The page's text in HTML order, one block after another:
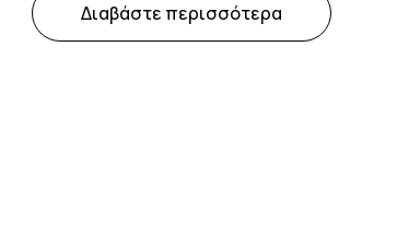
Διαβάστε περισσότερα